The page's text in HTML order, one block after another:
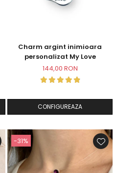
Charm argint inimioara
personalizat My Love
144,00 RON
CONFIGUREAZA
-31%